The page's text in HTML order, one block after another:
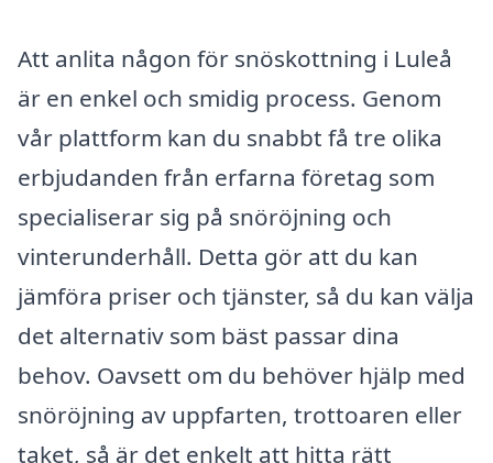
Att anlita någon för snöskottning i Luleå
är en enkel och smidig process. Genom
vår plattform kan du snabbt få tre olika
erbjudanden från erfarna företag som
specialiserar sig på snöröjning och
vinterunderhåll. Detta gör att du kan
jämföra priser och tjänster, så du kan välja
det alternativ som bäst passar dina
behov. Oavsett om du behöver hjälp med
snöröjning av uppfarten, trottoaren eller
taket, så är det enkelt att hitta rätt